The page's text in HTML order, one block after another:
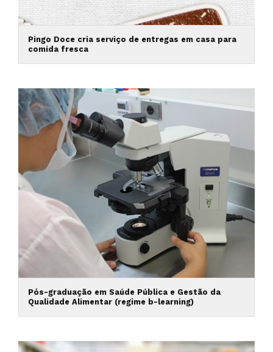
Pingo Doce cria serviço de entregas em casa para
comida fresca
Pós-graduação em Saúde Pública e Gestão da
Qualidade Alimentar (regime b-learning)